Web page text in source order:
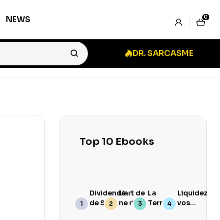
NEWS 0
DR. SARCASME
Top 10 Ebooks
Dividende
de Sang
L’art de
ne rien
branler
La
Terre
Goûte
Liquidez
vos